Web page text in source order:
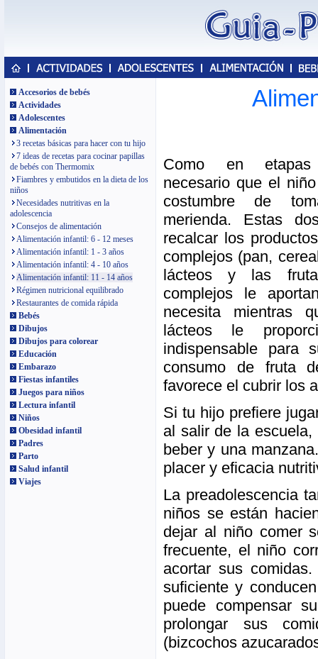
Accesorios de bebés
Actividades
Adolescentes
Alimentación
3 recetas básicas para hacer con tu hijo
7 ideas de recetas para cocinar papillas
de bebés con Thermomix
Fiambres y embutidos en la dieta de los
niños
Necesidades nutritivas en la
adolescencia
Consejos de alimentación
Alimentación infantil: 6 - 12 meses
Alimentación infantil: 1 - 3 años
Alimentación infantil: 4 - 10 años
Alimentación infantil: 11 - 14 años
Régimen nutricional equilibrado
Restaurantes de comida rápida
Bebés
Dibujos
Dibujos para colorear
Educación
Embarazo
Fiestas infantiles
Juegos para niños
Lectura infantil
Niños
Obesidad infantil
Padres
Parto
Salud infantil
Viajes
Como en
necesario que el
costumbre de
merienda. Estas
recalcar los
complejos (pan,
lácteos y las
complejos le
necesita mientras
lácteos le
indispensable para
consumo de fruta
favorece el cubrir los
Si tu hijo prefiere
al salir de la
beber y una
placer y eficacia
La preadolescencia
niños se están
dejar al niño comer
frecuente, el niño
acortar sus
suficiente y
puede compensar
prolongar sus
(bizcochos